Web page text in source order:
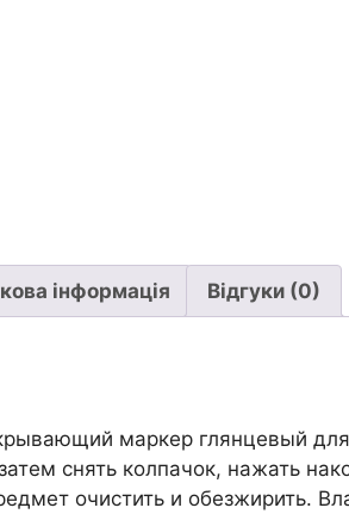
інформація Відгуки (0)
маркер глянцевый
снять колпачок, нажать
очистить и обезжирить.